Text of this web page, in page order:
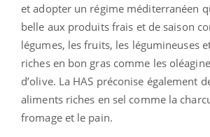
et adopter un régime méditerranéen
belle aux produits frais et de saison
légumes, les fruits, les légumineuses
riches en bon gras comme les
d’olive. La HAS préconise également
aliments riches en sel comme la
fromage et le pain.